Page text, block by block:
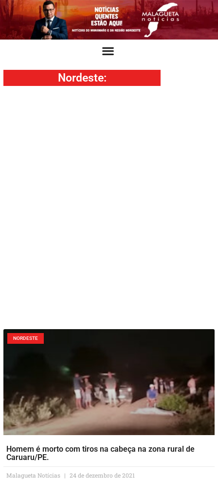
Nordeste:
NORDESTE
Homem é morto com tiros na cabeça na zona rural de
Caruaru/PE.
Malagueta Notícias 24 de dezembro de 2021